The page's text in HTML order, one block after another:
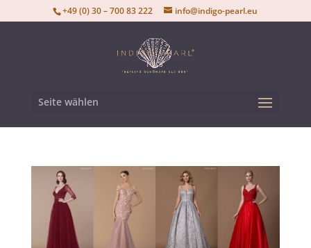
+49 (0) 30 – 700 83 222 info@indigo-pearl.eu
Seite wählen